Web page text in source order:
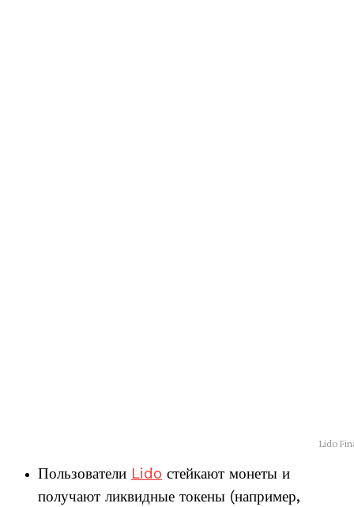
Lido
Пользователи Lido стейкают монеты и
получают ликвидные токены (например,